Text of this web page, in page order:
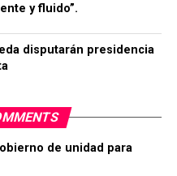
y fluido”.
disputarán presidencia
de unidad para